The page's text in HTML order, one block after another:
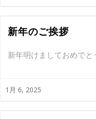
新年のご挨拶
新年明けましておめで
1月 6, 2025